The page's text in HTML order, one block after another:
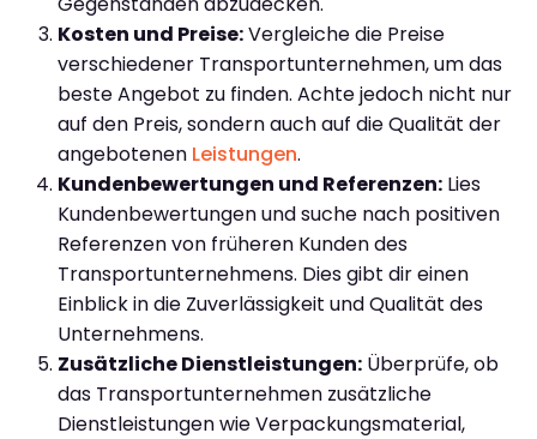
Kosten und Preise:Vergleiche die Preise
verschiedener Transportunternehmen, um das
beste Angebot zu finden. Achte jedoch nicht nur
auf den Preis, sondern auch auf die Qualität der
angebotenen Leistungen.
Kundenbewertungen und Referenzen: Lies
Kundenbewertungen und suche nach positiven
Referenzen von früheren Kunden des
Transportunternehmens. Dies gibt dir einen
Einblick in die Zuverlässigkeit und Qualität des
Unternehmens.
Zusätzliche Dienstleistungen: Überprüfe, ob
das Transportunternehmen zusätzliche
Dienstleistungen wie Verpackungsmaterial,